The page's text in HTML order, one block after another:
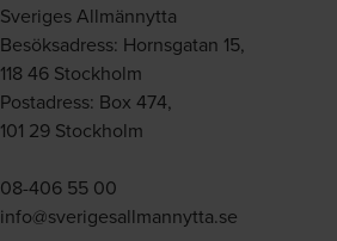
Sveriges Allmännytta
Besöksadress: Hornsgatan 15,
118 46 Stockholm
Postadress: Box 474,
101 29 Stockholm
08-406 55 00
info@sverigesallmannytta.se